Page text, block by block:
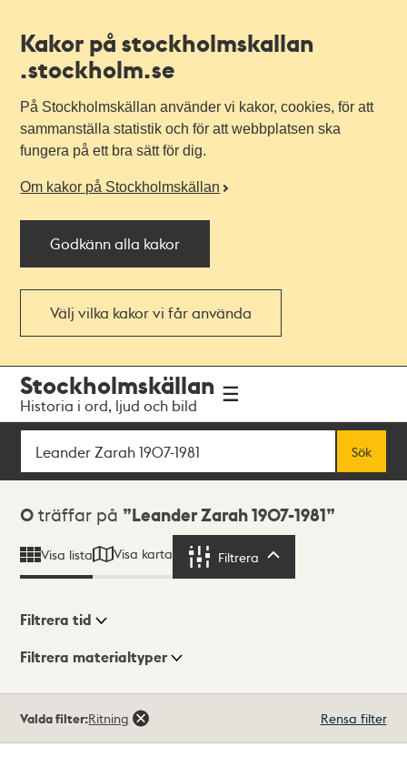
Kakor på stockholmskallan
.stockholm.se
På Stockholmskällan använder vi kakor, cookies, för att
sammanställa statistik och för att webbplatsen ska
fungera på ett bra sätt för dig.
Om kakor på Stockholmskällan
Godkänn alla kakor
Välj vilka kakor vi får använda
navigationen
huvudinnehållet
Stockholmskällan
Historia i ord, ljud och bild
Sök
Sök
Sökresultat
0 träffar på Leander Zarah 1907-1981
Visa lista Visa karta Filtrera
Visningsläge
Filtrera tid
Filtrera materialtyper
träffar
Valda filter:Ritning Rensa filter